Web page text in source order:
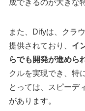
成できるのが大きな
また、Difyは、クラ
提供されており、 イ
らでも開発が進めら
クルを実現でき、特
とっては、スピーデ
があります。